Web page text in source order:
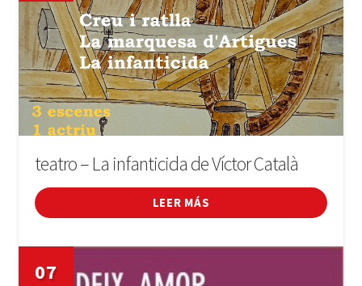
teatro – La infanticida de Víctor Català
LEER MÁS
07